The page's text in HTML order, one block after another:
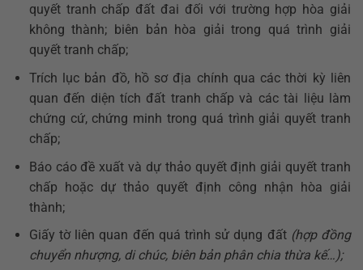
quyết tranh chấp đất đai đối với trường hợp hòa giải
không thành; biên bản hòa giải trong quá trình giải
quyết tranh chấp;
Trích lục bản đồ, hồ sơ địa chính qua các thời kỳ liên
quan đến diện tích đất tranh chấp và các tài liệu làm
chứng cứ, chứng minh trong quá trình giải quyết tranh
chấp;
Báo cáo đề xuất và dự thảo quyết định giải quyết tranh
chấp hoặc dự thảo quyết định công nhận hòa giải
thành;
Giấy tờ liên quan đến quá trình sử dụng đất (hợp đồng
chuyển nhượng, di chúc, biên bản phân chia thừa kế…);